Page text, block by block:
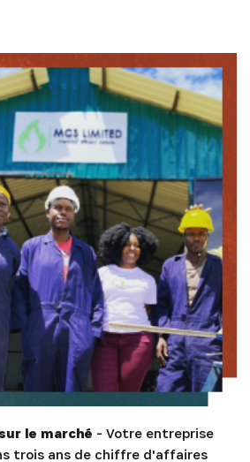
VOUS À NOTRE
informations sur l'Africa
Initiative, nos héros et nos
partenaires
le marché - Votre entreprise
trois ans de chiffre d'affaires